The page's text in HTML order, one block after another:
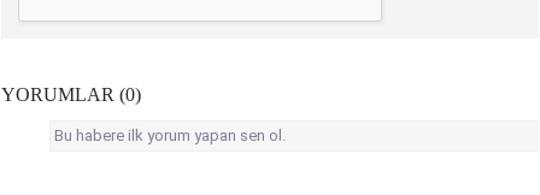
YORUMLAR (0)
Bu habere ilk yorum yapan sen ol.